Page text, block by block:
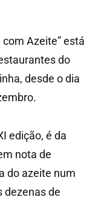
Azeite” está
do
desde o dia
edição, é da
nota de
do azeite num
dezenas de